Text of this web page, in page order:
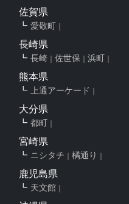
佐賀県
愛敬町
長崎県
長崎 佐世保 浜町
熊本県
上通アーケード
大分県
都町
宮崎県
ニシタチ 橘通り
鹿児島県
天文館